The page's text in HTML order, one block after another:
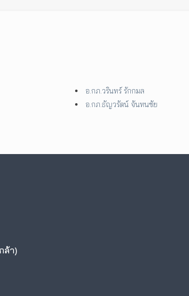
อ.กภ.วรินทร์ รักกมล
อ.กภ.ธัญวรัตน์ จันทนชัย
ล้า)